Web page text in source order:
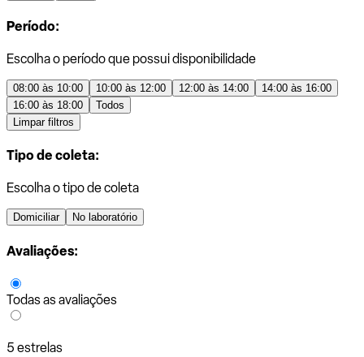
Período:
Escolha o período que possui disponibilidade
08:00 às 10:00 10:00 às 12:00 12:00 às 14:00
14:00 às 16:00
16:00 às 18:00
Todos
Limpar filtros
Tipo de coleta:
Escolha o tipo de coleta
Domiciliar No laboratório
Avaliações:
Todas as avaliações
5 estrelas